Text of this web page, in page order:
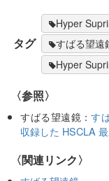
タグ
Hyper
すばる望遠
Hyper
〈参照〉
すばる望遠鏡：す
収録した HSCLA
〈関連リンク〉